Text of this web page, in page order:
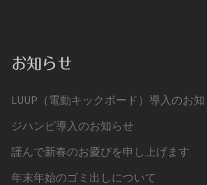
お知らせ
LUUP（電動キックボード）導入のお
ジハンピ導入のお知らせ
謹んで新春のお慶びを申し上げます
年末年始のゴミ出しについて